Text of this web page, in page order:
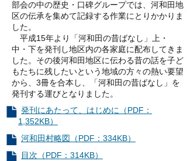
部会の中の歴史・口碑グループでは、河和田地
区の伝承を集めて記録する作業にとりかかりま
した。
平成15年より「河和田の昔ばなし」上・
中・下を発刊し地区内の各家庭に配布してきま
した。その後河和田地区に伝わる昔の話を子ど
もたちに残したいという地域の方々の熱い要望
から、3冊を合本し、「河和田の昔ばなし」を
発刊する運びとなりました。
発刊にあたって、はじめに（PDF：
1,352KB）
河和田村略図（PDF：334KB）
目次（PDF：314KB）